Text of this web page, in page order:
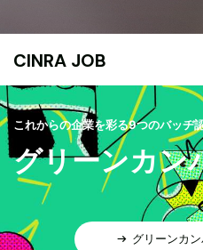
CINRA JOB
これからの企業を彩る9つのバッヂ
グリーンカン
グリーンカ